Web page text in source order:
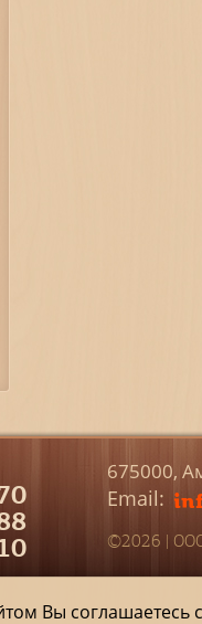
Вы соглашаетесь с
675000,
Email:
©2026 |